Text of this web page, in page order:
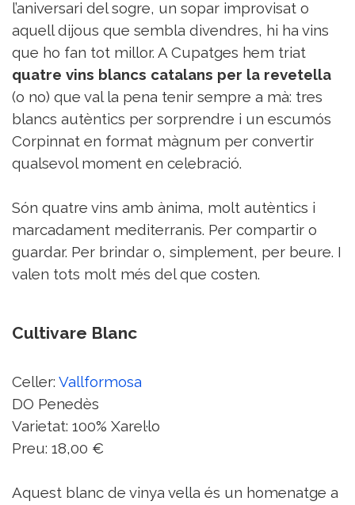
Sorteigs
l’aniversari del sogre, un sopar improvisat o
aquell dijous que sembla divendres, hi ha vins
que ho fan tot millor. A Cupatges hem triat
quatre vins blancs catalans per la revetella
(o no) que val la pena tenir sempre a mà: tres
blancs autèntics per sorprendre i un escumós
Corpinnat en format màgnum per convertir
qualsevol moment en celebració.
Són quatre vins amb ànima, molt autèntics i
marcadament mediterranis. Per compartir o
guardar. Per brindar o, simplement, per beure. I
valen tots molt més del que costen.
Cultivare Blanc
Celler: Vallformosa
DO Penedès
Varietat: 100% Xarel·lo
Preu: 18,00 €
Aquest blanc de vinya vella és un homenatge a